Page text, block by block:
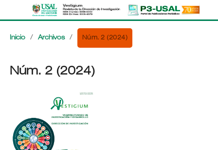
Inicio / Archivos / Núm. 2 (2024)
Núm. 2 (2024)